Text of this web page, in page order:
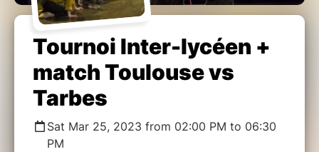
Tournoi Inter-lycéen +
match Toulouse vs
Tarbes
Sat Mar 25, 2023 from 02:00 PM to 06:30
PM